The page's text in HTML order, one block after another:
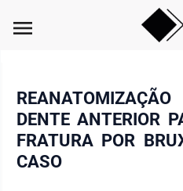
menu
DENTE ANTERIOR
FRATURA POR
CASO